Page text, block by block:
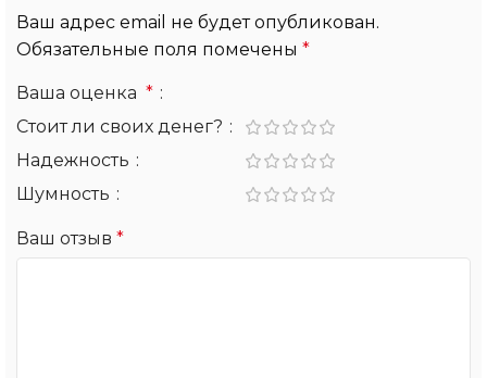
Ваш адрес email не будет опубликован.
Обязательные поля помечены *
Ваша оценка *
Стоит ли своих денег?
Надежность
Шумность
Ваш отзыв *